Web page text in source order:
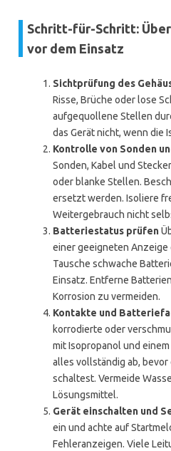
Schritt-für-Schritt:
vor dem Einsatz
Sichtprüfung des
Risse, Brüche oder lose
aufgequollene Stellen
das Gerät nicht, wenn die
Kontrolle von Sonden
Sonden, Kabel und
oder blanke Stellen.
ersetzt werden. Isoliere
Weitergebrauch nicht
Batteriestatus prüfen
einer geeigneten Anzeige
Tausche schwache
Einsatz. Entferne
Korrosion zu vermeiden.
Kontakte und
korrodierte oder
mit Isopropanol und
alles vollständig ab, bevor
schaltest. Vermeide
Lösungsmittel.
Gerät einschalten und
ein und achte auf
Fehleranzeigen. Viele